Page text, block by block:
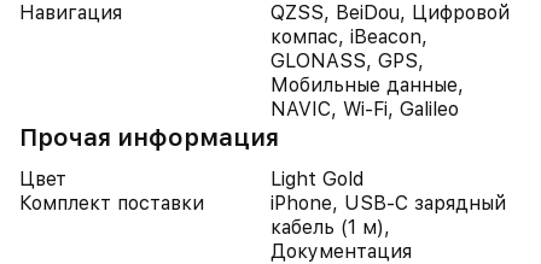
Навигация
QZSS, BeiDou, Цифровой
компас, iBeacon,
GLONASS, GPS,
Мобильные данные,
NAVIC, Wi-Fi, Galileo
Прочая информация
Цвет
Light Gold
Комплект поставки
iPhone, USB-C зарядный
кабель (1 м),
Документация